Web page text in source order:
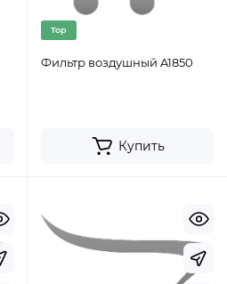
Top
Фильтр воздушный A1850
Купить